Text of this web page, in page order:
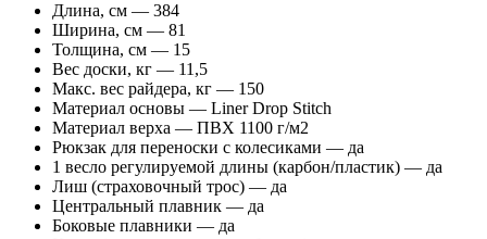
Длина, см — 384
Ширина, см — 81
Толщина, см — 15
Вес доски, кг — 11,5
Макс. вес райдера, кг — 150
Материал основы — Liner Drop Stitch
Материал верха — ПВХ 1100 г/м2
Рюкзак для переноски с колесиками — да
1 весло регулируемой длины (карбон/пластик) — да
Лиш (страховочный трос) — да
Центральный плавник — да
Боковые плавники — да